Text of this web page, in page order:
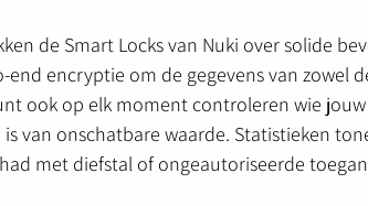
de Smart Locks van Nuki over solide
end encryptie om de gegevens van zowel
ook op elk moment controleren wie
van onschatbare waarde. Statistieken
met diefstal of ongeautoriseerde